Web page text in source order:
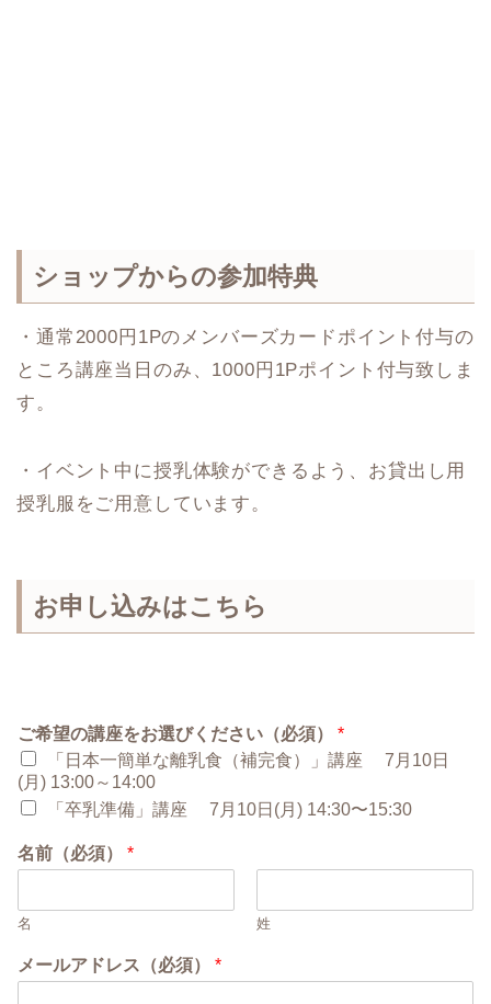
ショップからの参加特典
・通常2000円1Pのメンバーズカードポイント付与の
ところ講座当日のみ、1000円1Pポイント付与致しま
す。
・イベント中に授乳体験ができるよう、お貸出し用
授乳服をご用意しています。
お申し込みはこちら
ご希望の講座をお選びください（必須） *
「日本一簡単な離乳食（補完食）」講座 7月10日
(月) 13:00～14:00
「卒乳準備」講座 7月10日(月) 14:30〜15:30
名前（必須） *
名 姓
メールアドレス（必須） *